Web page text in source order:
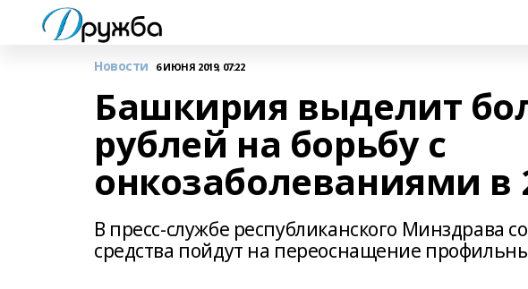
Новости 6 ИЮНЯ 2019, 07:22
Башкирия выделит
рублей на борьбу с
онкозаболеваниями в
В пресс-службе республиканского Минздрава
средства пойдут на переоснащение